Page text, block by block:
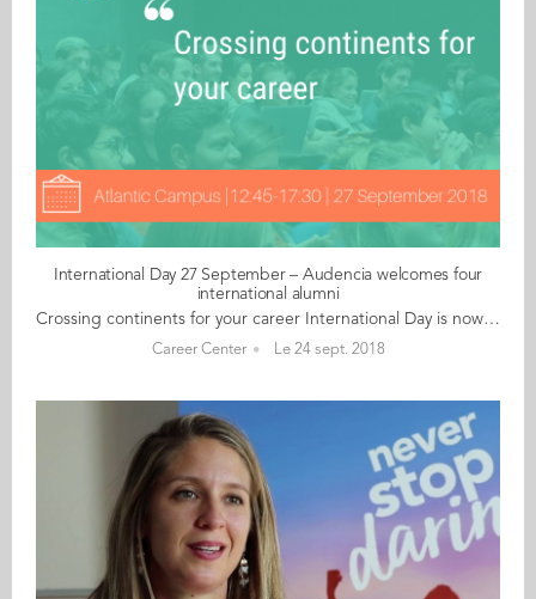
International Day 27 September – Audencia welcomes four
international alumni
Crossing continents for your career International Day is now a regular date in the student agenda. Organised by the corporate and alumni relations team, the objective is to highlight the benefits and challenges of an international career. For each edition, alumni from the four corners of the globe are invited back to Nantes to share their thoughts and insights about going international. Careers consultant Shyla du Cosquer says “We have lined up an exciting and diverse panel of alumni for International Day. They are flying in from Europe and the USA and have between them have experienced living and working across the globe in different roles and fields." Audencia is proud to welcome back to Audencia: Tarek Alassar, IMM 14 Rajasunath Gondi, MSCPM 11 Lucie Gouanelle, GE 98 Florine Zhao, GE 10 International Day begins at 12.45 in auditorium 54 with a round table session onthe theme of Crossing continents for your career. For the rest of the afternoon, students will be able to attend smaller workshops, hosted by alumni and guest speakers with a common focus on international experiences. “All the information is on students’ agendas on Tomorrow,” continues Shyla du Cosquer. “To round off the day, we are holding a networking session with our alumni from 16.30 to 17.30.”* *To be a part of the networking session, students must register on Together, the alumni website – only 50 places are available!
Career Center Le 24 sept. 2018